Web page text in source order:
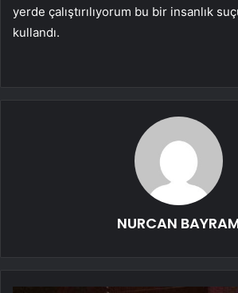
yerde çalıştırılıyorum bu bir insanlık
kullandı.
NURCAN